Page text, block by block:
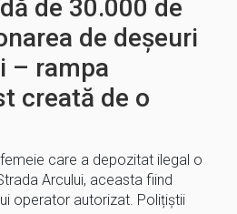
de 30.000 de
de deșeuri
– rampa
creată de o
care a depozitat ilegal o
Arcului, aceasta fiind
operator autorizat. Polițiștii